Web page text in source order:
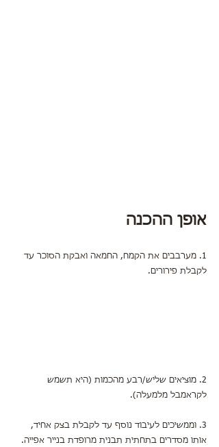
אופן ההכנה
1. מערבבים את הקמח, החמאה ואבקת הסוכר עד
לקבלת פירורים.
2. מוציאים שליש/רבע מהכמות (היא תשמש
לקראמבל מלמעלה).
3. וממשיכים לעיבוד נוסף עד לקבלת בצק אחיד,
אותו מסדרים בתחתית תבנית מרופדת בנייר אפייה.